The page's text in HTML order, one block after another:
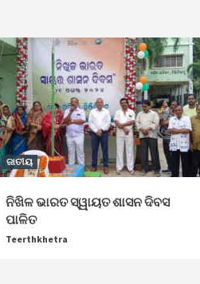
ଜାତୀୟ
ନିଖିଳ ଭାରତ ସ୍ୱାୟତ ଶାସନ ଦିବସ
ପାଳିତ
Teerthkhetra